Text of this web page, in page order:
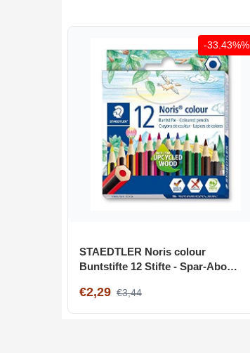
-33.43%%
STAEDTLER Noris colour
Buntstifte 12 Stifte - Spar-Abo
€2,29 €3,44